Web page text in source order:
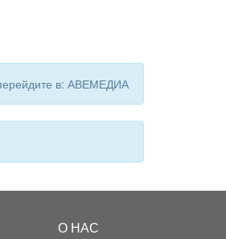
в: АВЕМЕДИА
О НАС